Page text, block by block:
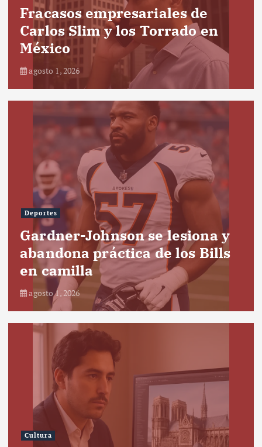
Fracasos empresariales de
Carlos Slim y los Torrado en
México
agosto 1, 2026
Deportes
Gardner-Johnson se lesiona y
abandona práctica de los Bills
en camilla
agosto 1, 2026
Cultura